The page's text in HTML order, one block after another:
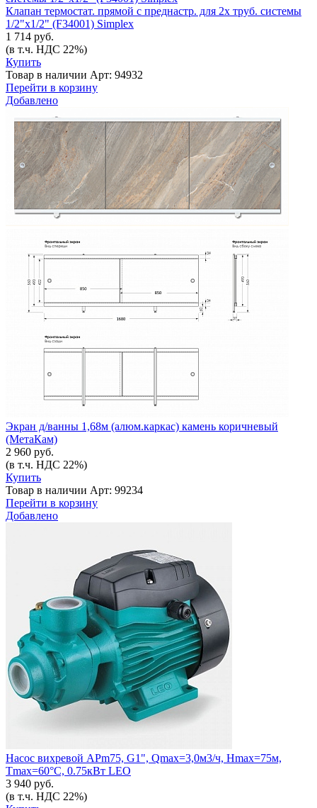
Клапан термостат. прямой с преднастр. для 2х труб. системы
1/2"x1/2" (F34001) Simplex
1 714 руб.
(в т.ч. НДС 22%)
Купить
Товар в наличии Арт: 94932
Перейти в корзину
Добавлено
Экран д/ванны 1,68м (алюм.каркас) камень коричневый
(МетаКам)
2 960 руб.
(в т.ч. НДС 22%)
Купить
Товар в наличии Арт: 99234
Перейти в корзину
Добавлено
Насос вихревой APm75, G1", Qmax=3,0м3/ч, Hmax=75м,
Tmax=60°C, 0.75кВт LEO
3 940 руб.
(в т.ч. НДС 22%)